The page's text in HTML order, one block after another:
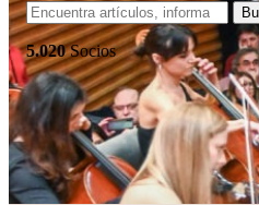
5.020Socios